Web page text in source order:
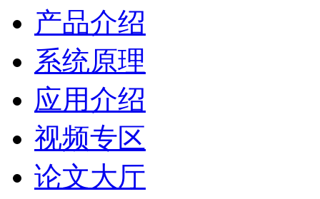
产品介绍
系统原理
应用介绍
视频专区
论文大厅